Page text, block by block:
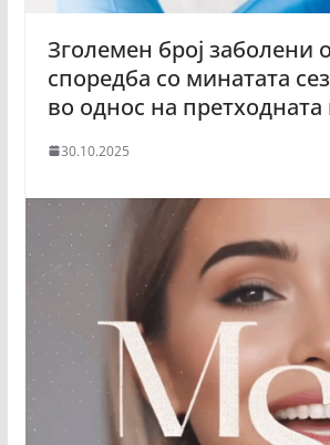
Зголемен број заболени
споредба со минатата
во однос на претходната
30.10.2025